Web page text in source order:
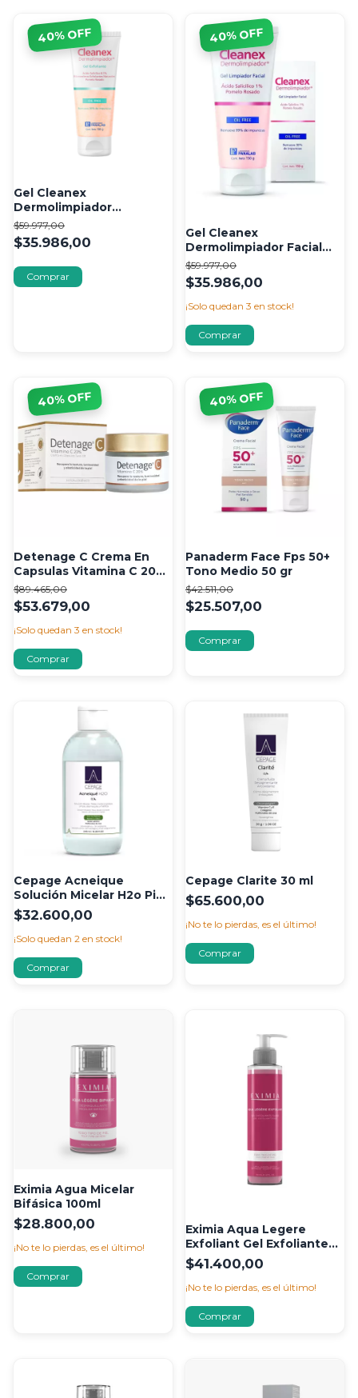
Gel Cleanex
Dermolimpiador
Exfoliante Oil Free 150 gr
$35.986,00
$59.977,00
40% OFF
Gel Cleanex
Dermolimpiador Facial
Piel Grasa Sensible 150 gr
$35.986,00
$59.977,00
40% OFF
¡Solo quedan 3 en stock!
Detenage C Crema En
Capsulas Vitamina C 20%
Piel Sensible 30 caps
$53.679,00
$89.465,00
40% OFF
¡Solo quedan 3 en stock!
Panaderm Face Fps 50+
Tono Medio 50 gr
$25.507,00
$42.511,00
40% OFF
Cepage Acneique
Solución Micelar H2o Piel
Grasa 245 Ml
$32.600,00
¡Solo quedan 2 en stock!
Cepage Clarite 30 ml
$65.600,00
¡No te lo pierdas, es el último!
Eximia Agua Micelar
Bifásica 100ml
$28.800,00
¡No te lo pierdas, es el último!
Eximia Aqua Legere
Exfoliant Gel Exfoliante
Suave 190ml Día/Noche
$41.400,00
¡No te lo pierdas, es el último!